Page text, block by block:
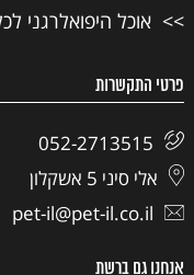
אוכל היפואלרגני
פרטי התקשרות
052-2713515
אלי סיני 5 אשקלון
pet-il@pet-il.co.il
אנחנו גם ברשת